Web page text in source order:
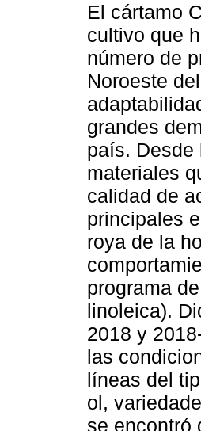
El cártamo
cultivo que
número de
Noroeste
grandes
país. Desde
materiales
calidad de
principales
roya de la
programa
linoleica).
2018 y
las
líneas del
ol,
se encontró